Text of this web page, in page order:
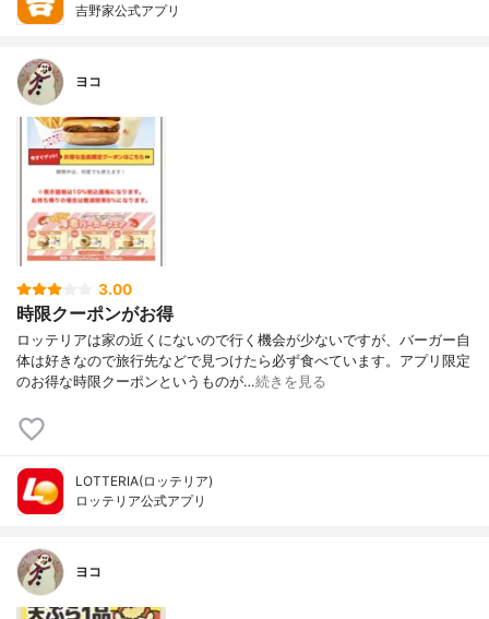
吉野家公式アプリ
ヨコ
3.00
時限クーポンがお得
ロッテリアは家の近くにないので行く機会が少ないですが、バーガー自
体は好きなので旅行先などで見つけたら必ず食べています。アプリ限定
のお得な時限クーポンというものが…続きを見る
LOTTERIA(ロッテリア)
ロッテリア公式アプリ
ヨコ